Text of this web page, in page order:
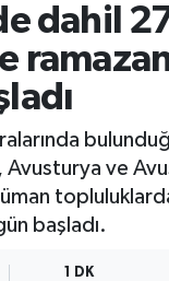
dahil
Avusturya ve
başladı.
1 DK
Müftülüğü
Vakitleri
Durumu ve